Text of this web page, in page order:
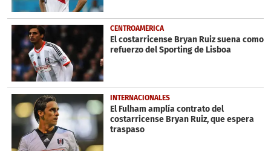
CENTROAMÉRICA
El costarricense Bryan Ruiz suena como
refuerzo del Sporting de Lisboa
INTERNACIONALES
El Fulham amplía contrato del
costarricense Bryan Ruiz, que espera
traspaso